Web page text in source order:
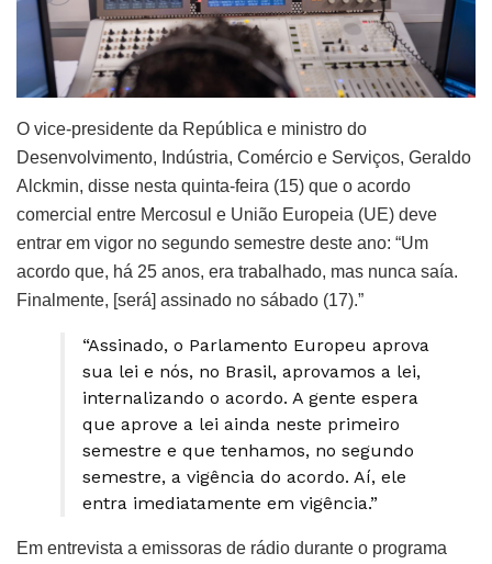
O vice-presidente da República e ministro do
Desenvolvimento, Indústria, Comércio e Serviços, Geraldo
Alckmin, disse nesta quinta-feira (15) que o acordo
comercial entre Mercosul e União Europeia (UE) deve
entrar em vigor no segundo semestre deste ano: “Um
acordo que, há 25 anos, era trabalhado, mas nunca saía.
Finalmente, [será] assinado no sábado (17).”
“Assinado, o Parlamento Europeu aprova
sua lei e nós, no Brasil, aprovamos a lei,
internalizando o acordo. A gente espera
que aprove a lei ainda neste primeiro
semestre e que tenhamos, no segundo
semestre, a vigência do acordo. Aí, ele
entra imediatamente em vigência.”
Em entrevista a emissoras de rádio durante o programa